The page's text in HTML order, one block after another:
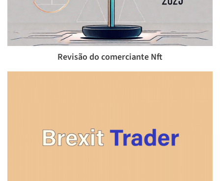
Revisão do comerciante Nft